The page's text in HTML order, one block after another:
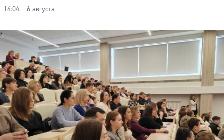
14:04 – 6 августа